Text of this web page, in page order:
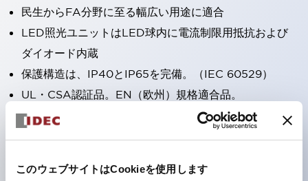
このウェブサイトはCookieを使用します
民生からFA分野に至る幅広い用途に適合
LED照光ユニットはLED球内に電流制限用抵抗および
ダイオード内蔵
保護構造は、IP40とIP65を完備。（IEC 60529）
UL・CSA認証品。EN（欧州）規格適合品。
CCC認証品（表示灯は除く）。